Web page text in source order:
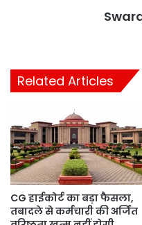
Related Articles
CG हाईकोर्ट का बड़ा फैसला,
तबादले से कर्मचारी की अर्जित